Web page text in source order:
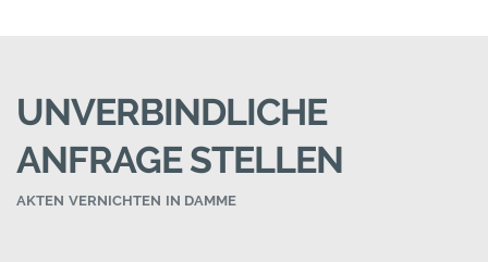
UNVERBINDLICHE
ANFRAGE STELLEN
AKTEN VERNICHTEN IN DAMME